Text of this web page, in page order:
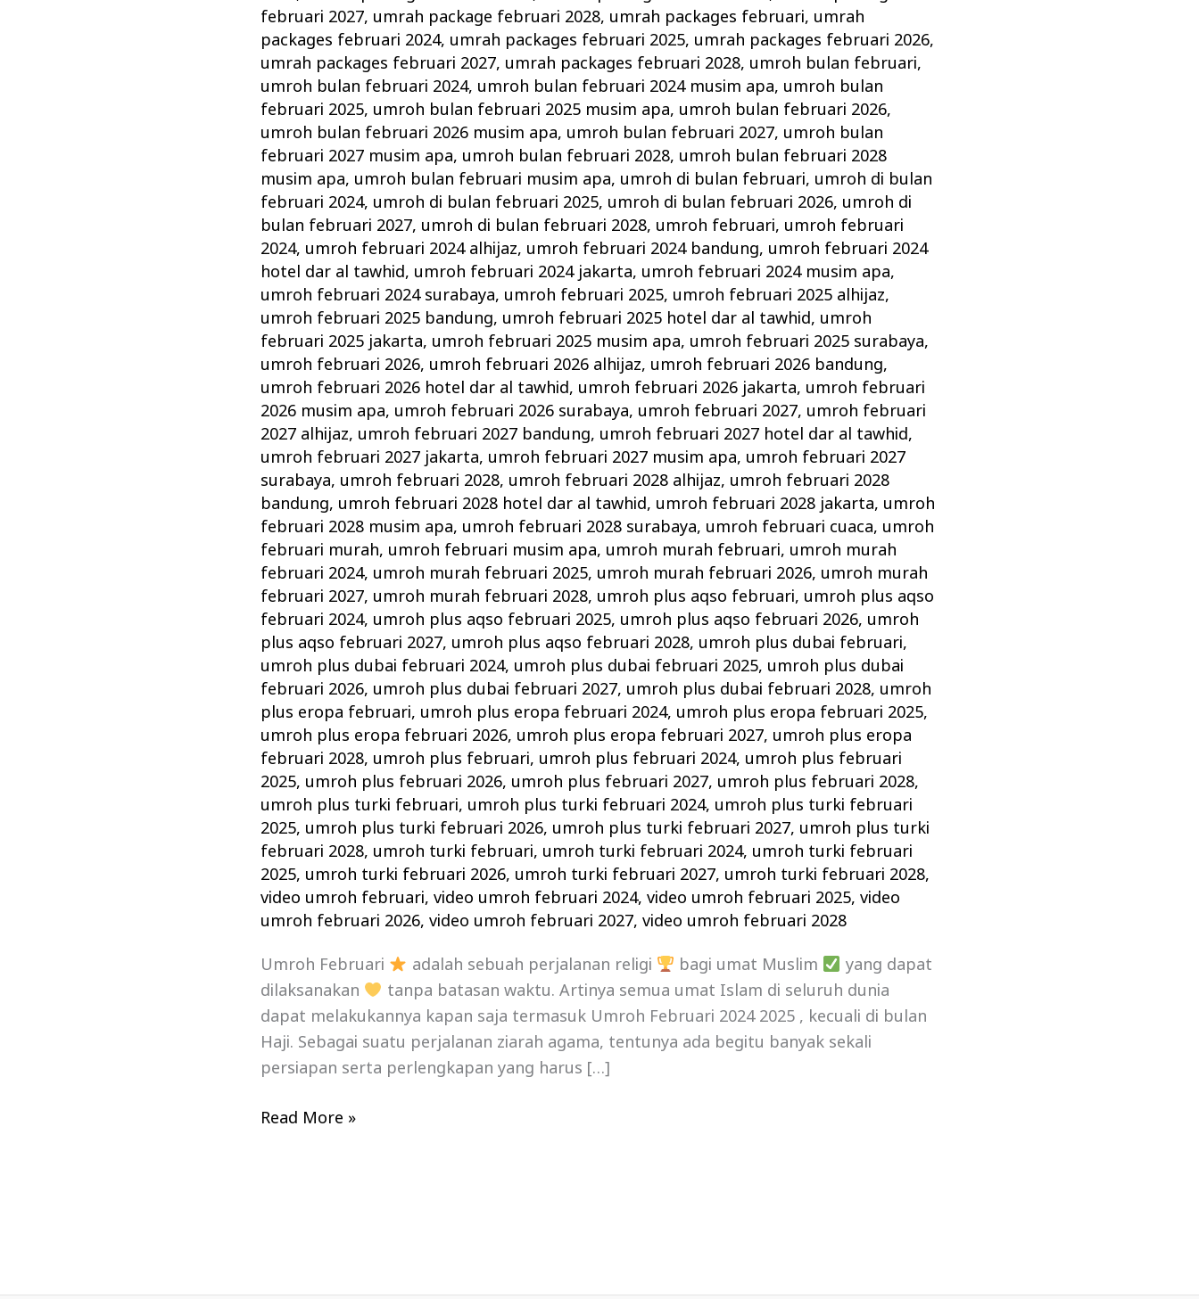
februari 2027, umrah package februari 2028, umrah packages februari, umrah
packages februari 2024, umrah packages februari 2025, umrah packages februari 2026,
umrah packages februari 2027, umrah packages februari 2028, umroh bulan februari,
umroh bulan februari 2024, umroh bulan februari 2024 musim apa, umroh bulan
februari 2025, umroh bulan februari 2025 musim apa, umroh bulan februari 2026,
umroh bulan februari 2026 musim apa, umroh bulan februari 2027, umroh bulan
februari 2027 musim apa, umroh bulan februari 2028, umroh bulan februari 2028
musim apa, umroh bulan februari musim apa, umroh di bulan februari, umroh di bulan
februari 2024, umroh di bulan februari 2025, umroh di bulan februari 2026, umroh di
bulan februari 2027, umroh di bulan februari 2028, umroh februari, umroh februari
2024, umroh februari 2024 alhijaz, umroh februari 2024 bandung, umroh februari 2024
hotel dar al tawhid, umroh februari 2024 jakarta, umroh februari 2024 musim apa,
umroh februari 2024 surabaya, umroh februari 2025, umroh februari 2025 alhijaz,
umroh februari 2025 bandung, umroh februari 2025 hotel dar al tawhid, umroh
februari 2025 jakarta, umroh februari 2025 musim apa, umroh februari 2025 surabaya,
umroh februari 2026, umroh februari 2026 alhijaz, umroh februari 2026 bandung,
umroh februari 2026 hotel dar al tawhid, umroh februari 2026 jakarta, umroh februari
2026 musim apa, umroh februari 2026 surabaya, umroh februari 2027, umroh februari
2027 alhijaz, umroh februari 2027 bandung, umroh februari 2027 hotel dar al tawhid,
umroh februari 2027 jakarta, umroh februari 2027 musim apa, umroh februari 2027
surabaya, umroh februari 2028, umroh februari 2028 alhijaz, umroh februari 2028
bandung, umroh februari 2028 hotel dar al tawhid, umroh februari 2028 jakarta, umroh
februari 2028 musim apa, umroh februari 2028 surabaya, umroh februari cuaca, umroh
februari murah, umroh februari musim apa, umroh murah februari, umroh murah
februari 2024, umroh murah februari 2025, umroh murah februari 2026, umroh murah
februari 2027, umroh murah februari 2028, umroh plus aqso februari, umroh plus aqso
februari 2024, umroh plus aqso februari 2025, umroh plus aqso februari 2026, umroh
plus aqso februari 2027, umroh plus aqso februari 2028, umroh plus dubai februari,
umroh plus dubai februari 2024, umroh plus dubai februari 2025, umroh plus dubai
februari 2026, umroh plus dubai februari 2027, umroh plus dubai februari 2028, umroh
plus eropa februari, umroh plus eropa februari 2024, umroh plus eropa februari 2025,
umroh plus eropa februari 2026, umroh plus eropa februari 2027, umroh plus eropa
februari 2028, umroh plus februari, umroh plus februari 2024, umroh plus februari
2025, umroh plus februari 2026, umroh plus februari 2027, umroh plus februari 2028,
umroh plus turki februari, umroh plus turki februari 2024, umroh plus turki februari
2025, umroh plus turki februari 2026, umroh plus turki februari 2027, umroh plus turki
februari 2028, umroh turki februari, umroh turki februari 2024, umroh turki februari
2025, umroh turki februari 2026, umroh turki februari 2027, umroh turki februari 2028,
video umroh februari,video umroh februari 2024,video umroh februari 2025,video
umroh februari 2026,video umroh februari 2027,video umroh februari 2028
Umroh Februari adalah sebuah perjalanan religi bagi umat Muslim
yang dapat
dilaksanakan
tanpa batasan waktu. Artinya semua umat Islam di seluruh dunia
dapat melakukannya kapan saja termasuk Umroh Februari 2024 2025 , kecuali di bulan
Haji. Sebagai suatu perjalanan ziarah agama, tentunya ada begitu banyak sekali
persiapan serta perlengkapan yang harus […]
Read More »